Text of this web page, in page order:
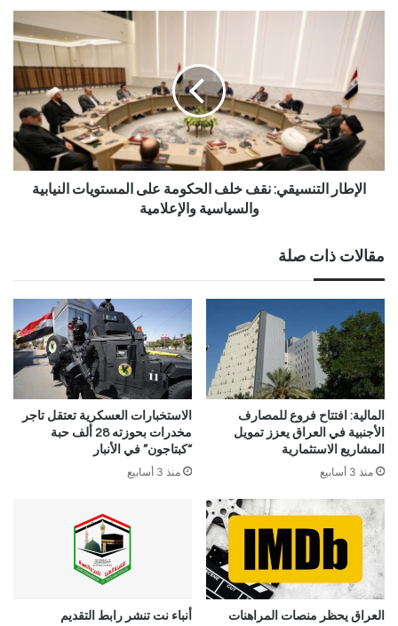
الإطار التنسيقي: نقف خلف الحكومة على المستويات النيابية
والسياسية والإعلامية
مقالات ذات صلة
المالية: افتتاح فروع للمصارف
الأجنبية في العراق يعزز تمويل
المشاريع الاستثمارية
منذ 3 أسابيع
الاستخبارات العسكرية تعتقل تاجر
مخدرات بحوزته 28 ألف حبة
“كبتاجون” في الأنبار
منذ 3 أسابيع
العراق يحظر منصات المراهنات
أنباء نت تنشر رابط التقديم